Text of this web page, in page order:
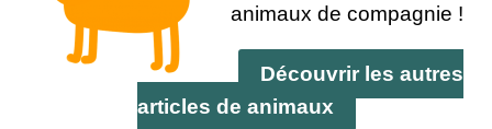
animaux de compagnie !
Découvrir les autres
articles de animaux